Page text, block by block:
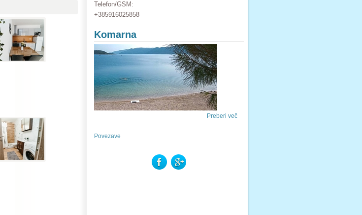
Telefon/GSM:
+385916025858
Komarna
Preberi več
Povezave